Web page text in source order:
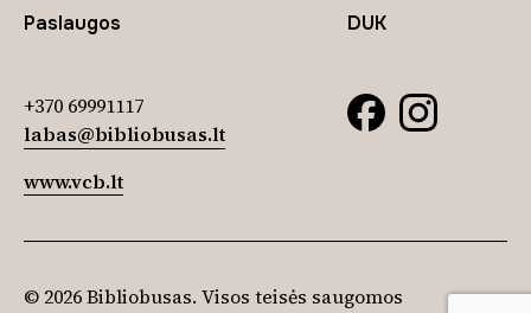
Paslaugos
DUK
+370 69991117
labas@bibliobusas.lt
www.vcb.lt
© 2026 Bibliobusas. Visos teisės saugomos